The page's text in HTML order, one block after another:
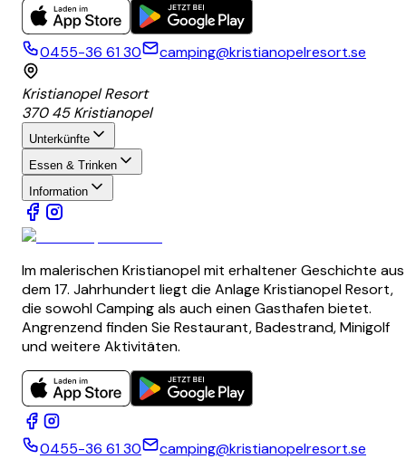
0455-36 61 30 camping@kristianopelresort.se
Kristianopel Resort
370 45 Kristianopel
Unterkünfte
Essen & Trinken
Information
Im malerischen Kristianopel mit erhaltener Geschichte aus
dem 17. Jahrhundert liegt die Anlage Kristianopel Resort,
die sowohl Camping als auch einen Gasthafen bietet.
Angrenzend finden Sie Restaurant, Badestrand, Minigolf
und weitere Aktivitäten.
0455-36 61 30 camping@kristianopelresort.se